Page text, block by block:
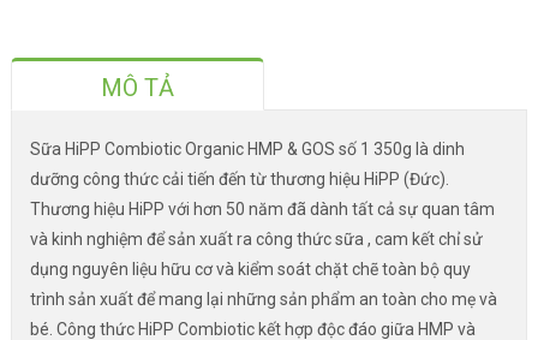
MÔ TẢ
Sữa HiPP Combiotic Organic HMP & GOS số 1 350g là dinh
dưỡng công thức cải tiến đến từ thương hiệu HiPP (Đức).
Thương hiệu HiPP với hơn 50 năm đã dành tất cả sự quan tâm
và kinh nghiệm để sản xuất ra công thức sữa , cam kết chỉ sử
dụng nguyên liệu hữu cơ và kiểm soát chặt chẽ toàn bộ quy
trình sản xuất để mang lại những sản phẩm an toàn cho mẹ và
bé. Công thức HiPP Combiotic kết hợp độc đáo giữa HMP và